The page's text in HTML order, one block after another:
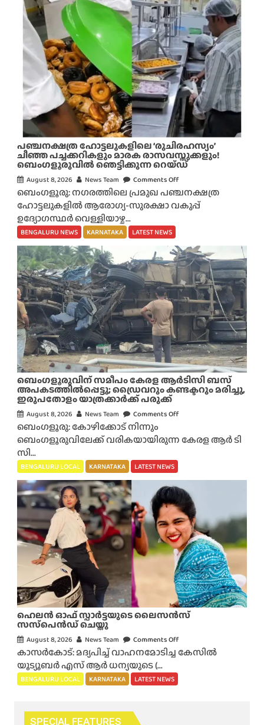
പഞ്ചനക്ഷത്ര ഹോട്ടലുകളിലെ ‘രുചിരഹസ്യം’
ചീഞ്ഞ പച്ചക്കറികളും മാരക രാസവസ്തുക്കളും!
ബെംഗളൂരുവിൽ ഞെട്ടിക്കുന്ന റെയ്ഡ്
August 8, 2026 News Team Comments Off
n
പ
ക്ഷ
ത്ര
ഹോ
ട്ട
ലു
‘
രു
ചി
ര
ചീ
ച്ച
ക്ക
റി
ക
ളും
മാ
ര
ക
രാ
സ
വ
സ്തു
ബെംഗളൂരു: നഗരത്തിലെ പ്രമുഖ പഞ്ചനക്ഷത്ര
ഹോട്ടലുകളിൽ ആരോഗ്യ-സുരക്ഷാ വകുപ്പ്
ഉദ്യോഗസ്ഥർ വെള്ളിയാഴ്ച...
BENGALURU NEWS KARNATAKA LATEST NEWS
ബെംഗളൂരുവിന് സമീപം കേരള ആർടിസി ബസ്
അപകടത്തിൽപ്പെട്ടു; ഡ്രൈവറും കണ്ടക്ടറും മരിച്ചു,
ഇരുപതോളം യാത്രക്കാർക്ക് പരുക്ക്
August 8, 2026 News Team Comments Off
ബെം
രു
വി
ന്
സ
മീ
പം
കേ
ര
ള
ആ
ർ
ബ
ബെംഗളൂരു: കോഴിക്കോട് നിന്നും
ബെംഗളൂരുവിലേക്ക് വരികയായിരുന്ന കേരള ആർ ടി
സി...
BENGALURU LOCAL KARNATAKA LATEST NEWS
ഹെലന്‍ ഓഫ് സ്പാര്‍ട്ടയുടെ ലൈസന്‍സ്
സസ്‌പെന്‍ഡ് ചെയ്തു
August 8, 2026 News Team Comments Off
n
കാസര്‍കോട്: മദ്യപിച്ച് വാഹനമോടിച്ച കേസില്‍
യൂട്യൂബര്‍ എസ് ആര്‍ ധന്യയുടെ (...
BENGALURU LOCAL KARNATAKA LATEST NEWS
SPECIAL FEATURES